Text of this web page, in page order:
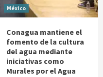
México
Conagua mantiene el
fomento de la cultura
del agua mediante
iniciativas como
Murales por el Agua